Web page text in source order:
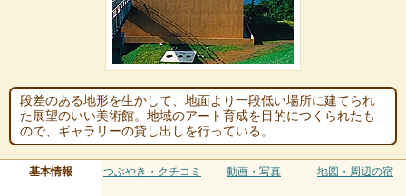
段差のある地形を生かして、地面より一段低い場所に建てられ
た展望のいい美術館。地域のアート育成を目的につくられたも
ので、ギャラリーの貸し出しを行っている。
基本情報 つぶやき・クチコミ 動画・写真 地図・周辺の宿